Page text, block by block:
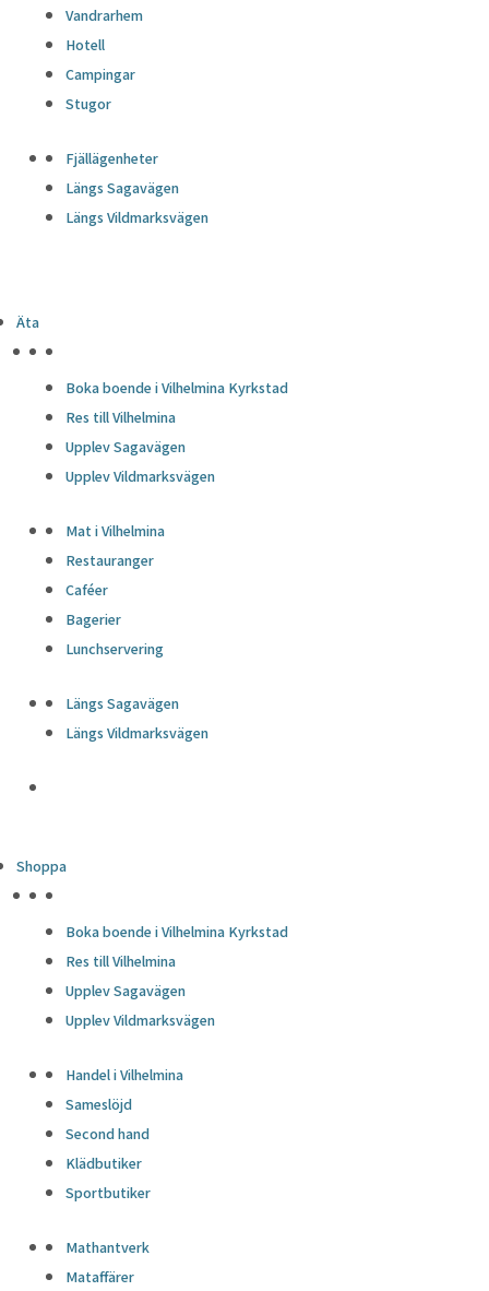
Vandrarhem
Hotell
Campingar
Stugor
Fjällägenheter
Längs Sagavägen
Längs Vildmarksvägen
Äta
Boka boende i Vilhelmina Kyrkstad
Res till Vilhelmina
Upplev Sagavägen
Upplev Vildmarksvägen
Mat i Vilhelmina
Restauranger
Caféer
Bagerier
Lunchservering
Längs Sagavägen
Längs Vildmarksvägen
Shoppa
Boka boende i Vilhelmina Kyrkstad
Res till Vilhelmina
Upplev Sagavägen
Upplev Vildmarksvägen
Handel i Vilhelmina
Sameslöjd
Second hand
Klädbutiker
Sportbutiker
Mathantverk
Mataffärer